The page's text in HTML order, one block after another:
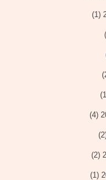
(1)
(4)
(2)
(1)